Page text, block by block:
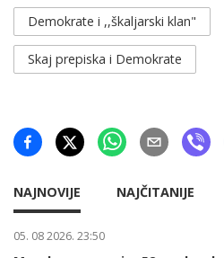
Demokrate i ,,škaljarski klan"
Skaj prepiska i Demokrate
NAJNOVIJE NAJČITANIJE
05. 08 2026. 23:50